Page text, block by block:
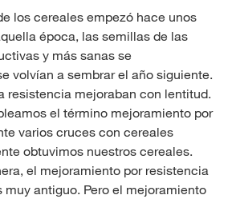
los cereales empezó hace unos
época, las semillas de las
y más sanas se
volvían a sembrar el año siguiente.
resistencia mejoraban con lentitud.
el término mejoramiento por
varios cruces con cereales
obtuvimos nuestros cereales.
el mejoramiento por resistencia
muy antiguo. Pero el mejoramiento